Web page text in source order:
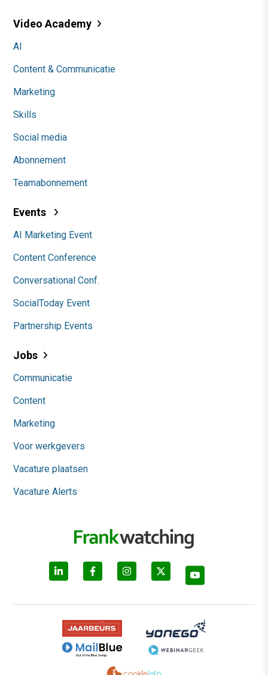
Video Academy
AI
Content & Communicatie
Marketing
Skills
Social media
Abonnement
Teamabonnement
Events
AI Marketing Event
Content Conference
Conversational Conf.
SocialToday Event
Partnership Events
Jobs
Communicatie
Content
Marketing
Voor werkgevers
Vacature plaatsen
Vacature Alerts